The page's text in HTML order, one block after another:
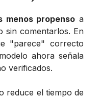
menos propenso a
sin comentarlos. En
"parece" correcto
ahora señala
verificados.
reduce el tiempo de